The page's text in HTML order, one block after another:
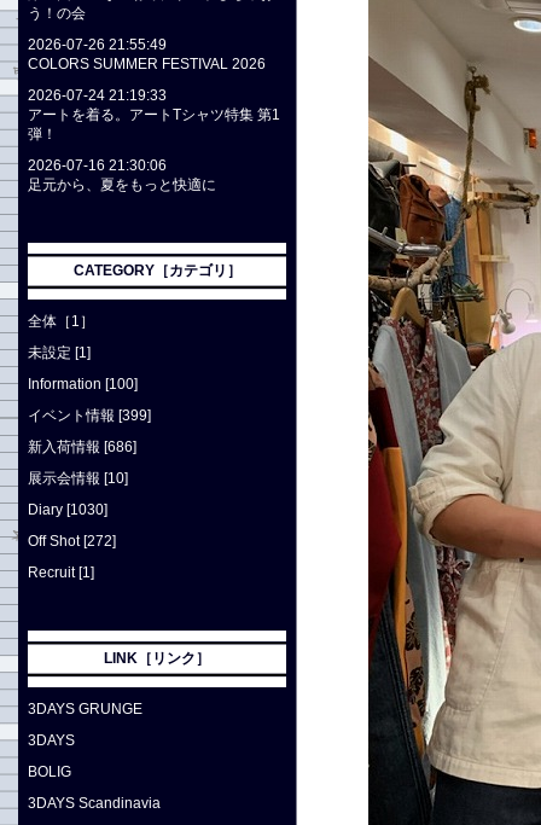
う！の会
2026-07-26 21:55:49
COLORS SUMMER FESTIVAL 2026
2026-07-24 21:19:33
アートを着る。アートTシャツ特集 第1
弾！
2026-07-16 21:30:06
足元から、夏をもっと快適に
CATEGORY［カテゴリ］
全体［1］
未設定 [1]
Information [100]
イベント情報 [399]
新入荷情報 [686]
展示会情報 [10]
Diary [1030]
Off Shot [272]
Recruit [1]
LINK［リンク］
3DAYS GRUNGE
3DAYS
BOLIG
3DAYS Scandinavia